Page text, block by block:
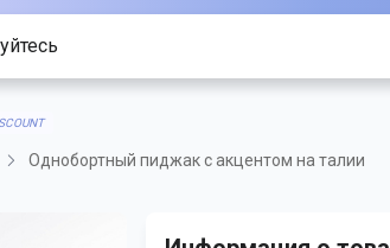
Однобортный пиджак с акцентом на талии